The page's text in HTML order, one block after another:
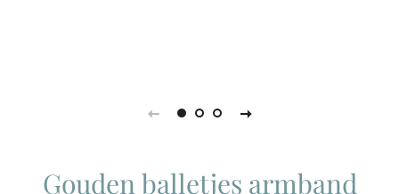
Gouden balletjes armband